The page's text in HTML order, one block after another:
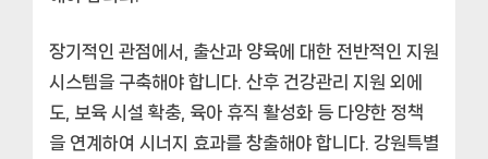
장기적인 관점에서, 출산과 양육에 대한 전반적인 지원
시스템을 구축해야 합니다. 산후 건강관리 지원 외에
도, 보육 시설 확충, 육아 휴직 활성화 등 다양한 정책
을 연계하여 시너지 효과를 창출해야 합니다. 강원특별